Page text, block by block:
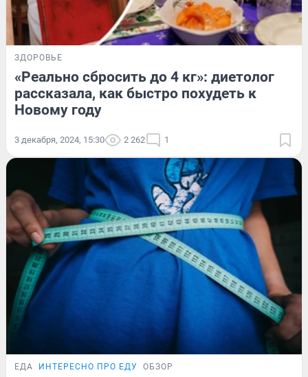
ЗДОРОВЬЕ
«Реально сбросить до 4 кг»: диетолог
рассказала, как быстро похудеть к
Новому году
3 декабря, 2024, 15:30 2 262 1
ЕДА ИНТЕРЕСНО ПРО ЕДУ ОБЗОР